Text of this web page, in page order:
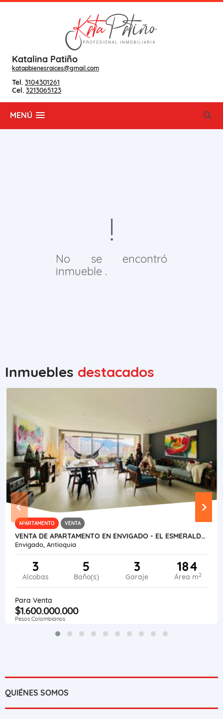
Katalina Patiño
katapbienesraices@gmail.com
Tel. 3104301261
Cel. 3213065123
MENÚ
No se encontró
inmueble .
Inmuebles destacados
APARTAMENTO VENTA
VENTA DE APARTAMENTO EN ENVIGADO - EL ESMERALDAL
Envigado, Antioquia
3
Alcobas
5
Baño(s)
3
Garaje
184
Área m2
Para Venta
$1.600.000.000
Pesos Colombianos
QUIÉNES SOMOS